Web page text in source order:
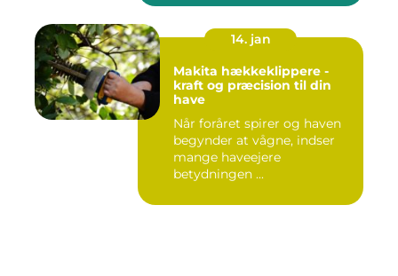
14. jan
Makita hækkeklippere -
kraft og præcision til din
have
Når foråret spirer og haven
begynder at vågne, indser
mange haveejere
betydningen ...